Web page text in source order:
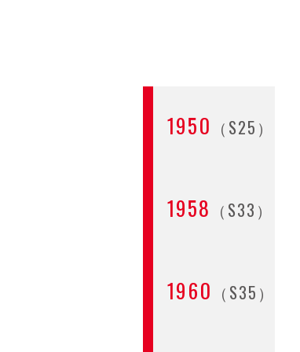
1950 （S25）
1958 （S33）
1960 （S35）